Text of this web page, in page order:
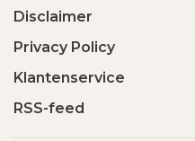
Disclaimer
Privacy Policy
Klantenservice
RSS-feed